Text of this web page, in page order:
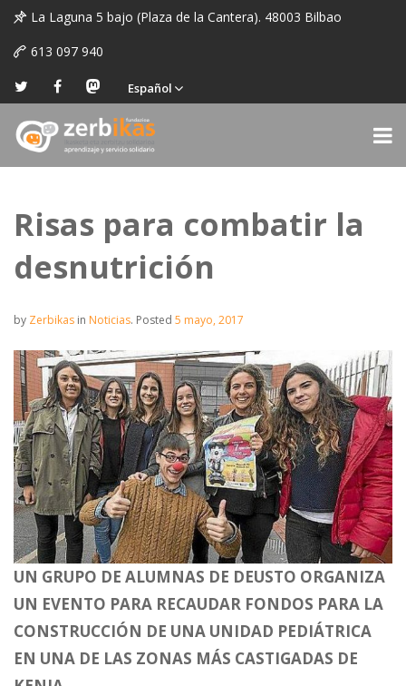
La Laguna 5 bajo (Plaza de la Cantera). 48003 Bilbao
613 097 940
Español
Risas para combatir la
desnutrición
by Zerbikas in Noticias. Posted 5 mayo, 2017
UN GRUPO DE ALUMNAS DE DEUSTO ORGANIZA
UN EVENTO PARA RECAUDAR FONDOS PARA LA
CONSTRUCCIÓN DE UNA UNIDAD PEDIÁTRICA
EN UNA DE LAS ZONAS MÁS CASTIGADAS DE